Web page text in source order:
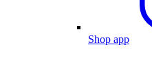
Shop app